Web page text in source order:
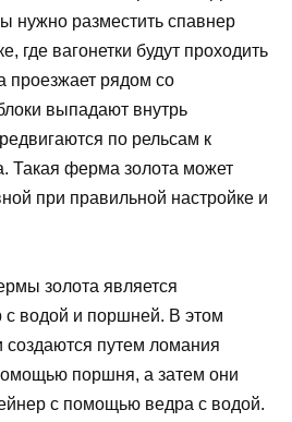
нужно разместить спавнер
где вагонетки будут проходить
проезжает рядом со
выпадают внутрь
по рельсам к
Такая ферма золота может
при правильной настройке и
золота является
с водой и поршней. В этом
создаются путем ломания
поршня, а затем они
с помощью ведра с водой.